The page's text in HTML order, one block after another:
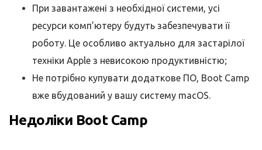
При завантажені з необхідної системи, усі
ресурси комп’ютеру будуть забезпечувати її
роботу. Це особливо актуально для застарілої
техніки Apple з невисокою продуктивністю;
Не потрібно купувати додаткове ПО, Boot Camp
вже вбудований у вашу систему macOS.
Недоліки Boot Camp